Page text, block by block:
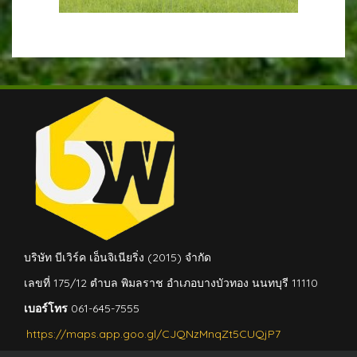
บริษัท บีเวิร์ค เอ็นจิเนียริ่ง (2015) จำกัด
เลขที่ 175/12 ตำบล พิมลราช อำเภอบางบัวทอง นนทบุรี 11110
เบอร์โทร 061-645-7555
https://maps.app.goo.gl/CJQNzMnqZt5CUQjP7